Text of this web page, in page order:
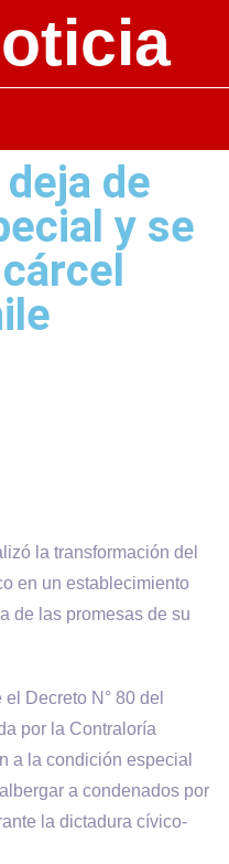
de
y se
la transformación del
en un establecimiento
de las promesas de su
Decreto N° 80 del
por la Contraloría
a la condición especial
a condenados por
la dictadura cívico-